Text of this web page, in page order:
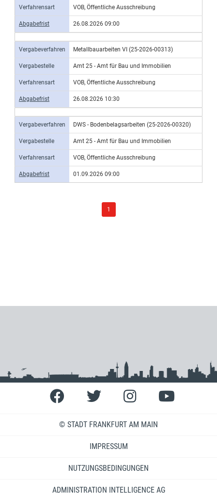
Verfahrensart VOB, Öffentliche Ausschreibung
Abgabefrist 26.08.2026 09:00
Vergabeverfahren Metallbauarbeiten VI (25-2026-00313)
Vergabestelle Amt 25 - Amt für Bau und Immobilien
Verfahrensart VOB, Öffentliche Ausschreibung
Abgabefrist 26.08.2026 10:30
Vergabeverfahren DWS - Bodenbelagsarbeiten (25-2026-00320)
Vergabestelle Amt 25 - Amt für Bau und Immobilien
Verfahrensart VOB, Öffentliche Ausschreibung
Abgabefrist 01.09.2026 09:00
1
© STADT FRANKFURT AM MAIN
IMPRESSUM
NUTZUNGSBEDINGUNGEN
ADMINISTRATION INTELLIGENCE AG